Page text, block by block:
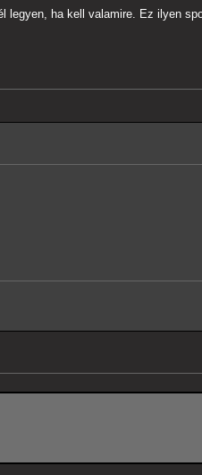
legyen, ha kell valamire. Ez ilyen